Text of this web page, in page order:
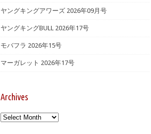
ヤングキングアワーズ 2026年09月号
ヤングキングBULL 2026年17号
モバフラ 2026年15号
マーガレット 2026年17号
Archives
Archives